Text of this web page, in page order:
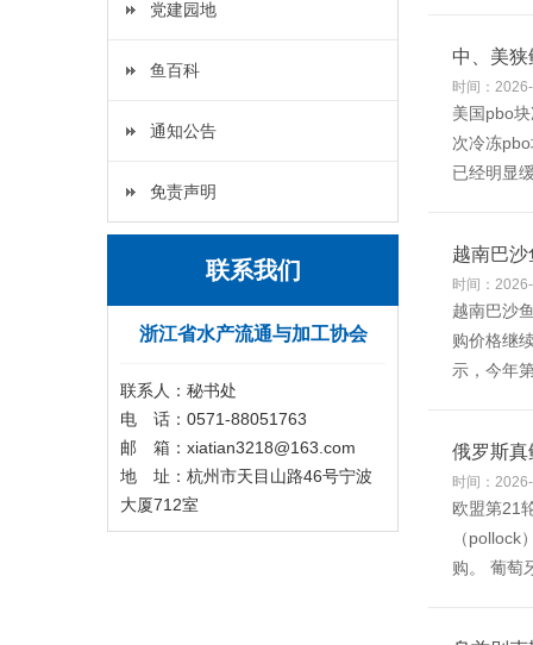
党建园地
鱼百科
通知公告
免责声明
联系我们
浙江省水产流通与加工协会
联系人：秘书处
电 话：0571-88051763
邮 箱：xiatian3218@163.com
地 址：杭州市天目山路46号宁波
大厦712室
中、美
时间：
美国pbo
次冷冻
已经明显
越南巴
时间：
越南巴沙
购价格继
示，今年
俄罗斯真
时间：
欧盟第21
（
购。 葡萄